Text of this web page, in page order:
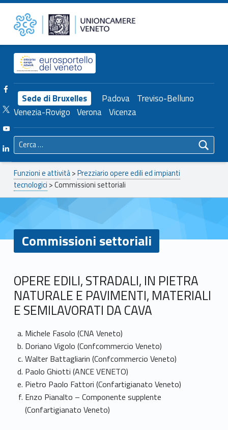
Commissioni settoriali – Unioncamere del Veneto Unioncamere del Veneto
Header info sidebar
Sede di Bruxelles Padova Treviso-Belluno
Venezia-Rovigo Verona Vicenza
Facebook Unioncamere Veneto
Twitter Unioncamere Veneto
Youtube Unioncamere Veneto
Linkedin Unioncamere Veneto
Ricerca per:
Breadcrumbs navigation
Funzioni e attività>Prezziario opere edili ed impianti
tecnologici >Commissioni settoriali
Commissioni settoriali
C
o
m
m
i
s
s
OPERE EDILI, STRADALI, IN PIETRA
NATURALE E PAVIMENTI, MATERIALI
E SEMILAVORATI DA CAVA
Michele Fasolo (CNA Veneto)
Doriano Vigolo (Confcommercio Veneto)
Walter Battagliarin (Confcommercio Veneto)
Paolo Ghiotti (ANCE VENETO)
Pietro Paolo Fattori (Confartigianato Veneto)
Enzo Pianalto – Componente supplente
(Confartigianato Veneto)